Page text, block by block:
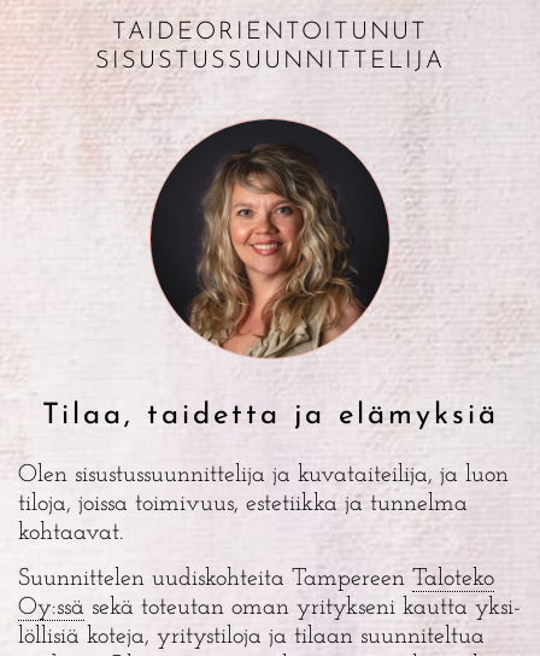
TAI­DEO­RIEN­TOI­TU­NUT
SISUSTUSSUUNNITTELIJA
Tilaa, taidetta ja elämyksiä
Olen sisus­tus­suun­nit­te­li­ja ja kuva­tai­tei­li­ja, ja luon
tilo­ja, jois­sa toi­mi­vuus, este­tiik­ka ja tun­nel­ma
kohtaavat.
Suun­nit­te­len uudis­koh­tei­ta Tam­pe­reen Talo­te­ko
Oy:ssä sekä toteu­tan oman yri­tyk­se­ni kaut­ta yksi­
löl­li­siä kote­ja, yri­tys­ti­lo­ja ja tilaan suun­ni­tel­tua